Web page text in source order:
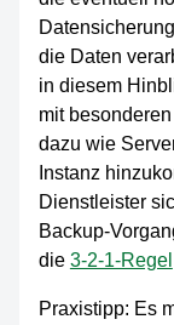
die Daten
in diesem
mit
dazu wie
Instanz
Dienstleister
Backup-
die 3-2-1-Regel
Praxistipp: Es